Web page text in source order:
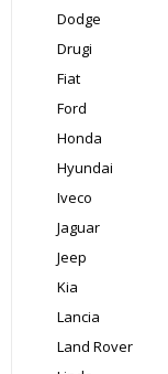
Dodge
Drugi
Fiat
Ford
Honda
Hyundai
Iveco
Jaguar
Jeep
Kia
Lancia
Land Rover